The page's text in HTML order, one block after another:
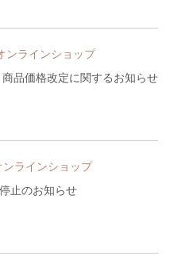
ンラインショップ
品価格改定に関するお知らせ
ンラインショップ
止のお知らせ